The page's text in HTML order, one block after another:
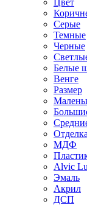
Цвет
Серые
Темные
Черные
Белые
Венге
Размер
МДФ
Alvic
Эмаль
Акрил
ДСП